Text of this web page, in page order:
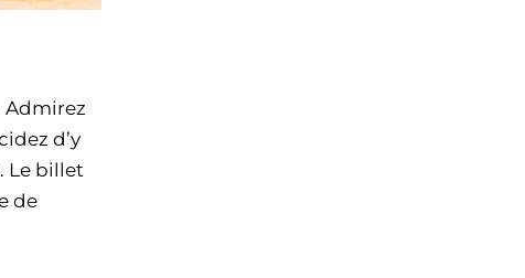
Admirez
d’y
. Le billet
de